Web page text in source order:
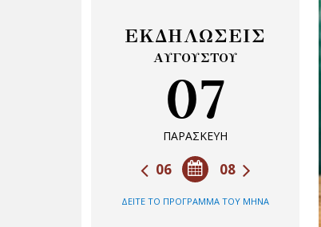
ΕΚΔΗΛΩΣΕΙΣ
ΑΥΓΟΥΣΤΟΥ
07
ΠΑΡΑΣΚΕΥΗ
08
06
ΔΕΙΤΕ ΤΟ ΠΡΟΓΡΑΜΜΑ ΤΟΥ ΜΗΝΑ